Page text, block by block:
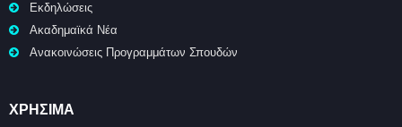
Εκδηλώσεις
Ακαδημαϊκά Νέα
Ανακοινώσεις Προγραμμάτων Σπουδών
ΧΡΉΣΙΜΑ